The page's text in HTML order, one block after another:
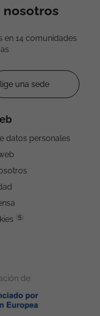
nosotros
en 14 comunidades
datos personales
5
de: